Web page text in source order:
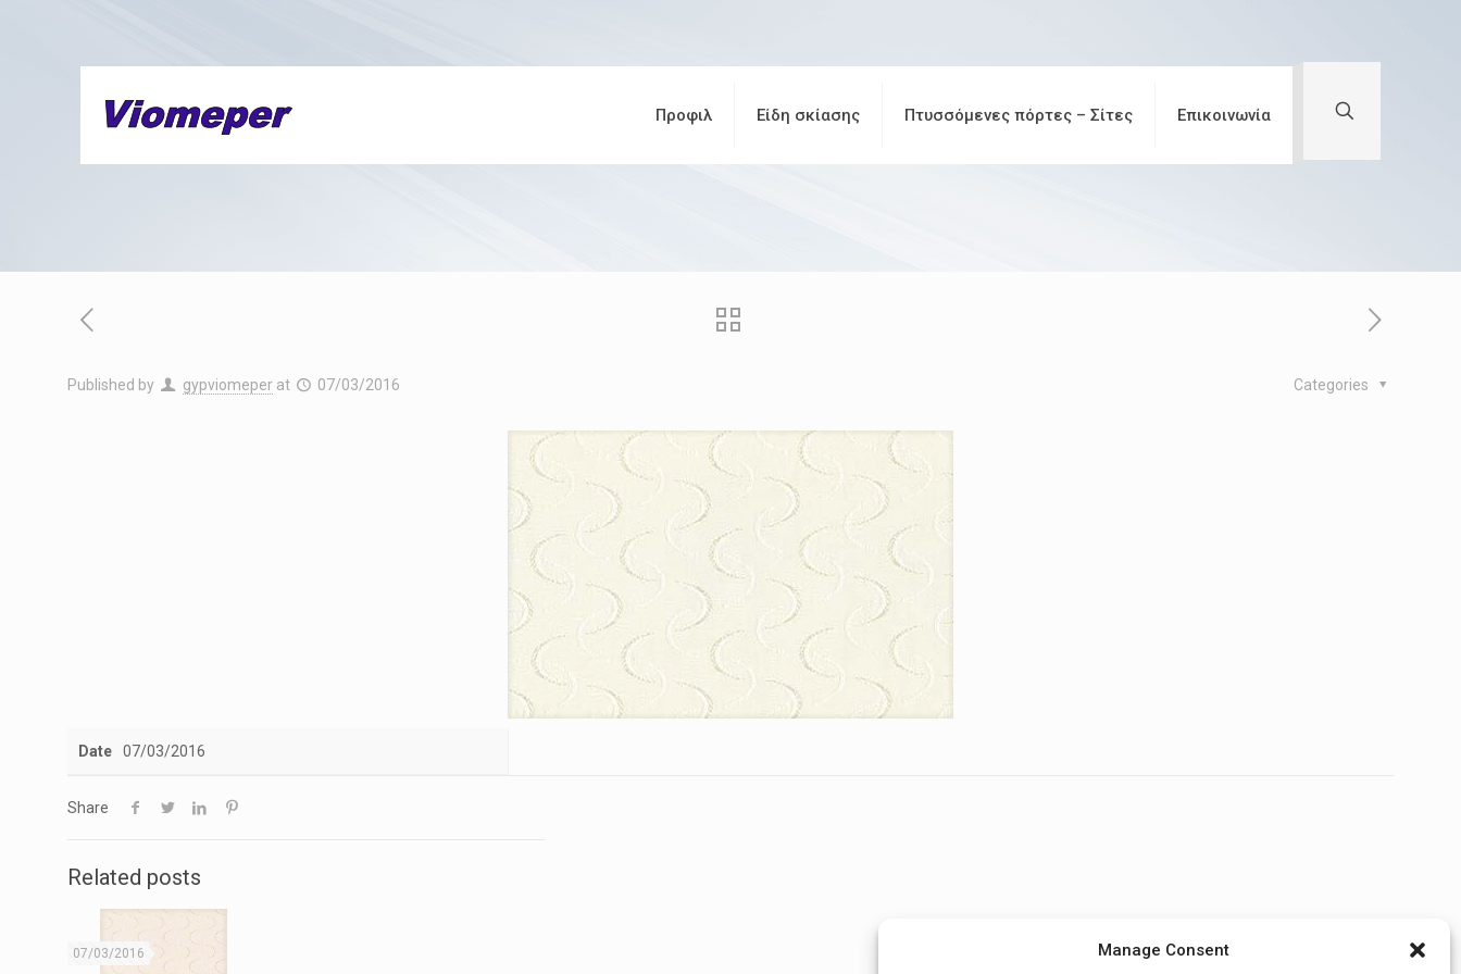
Manage Consent
Προφιλ Είδη σκίασης Πτυσσόμενες πόρτες – Σίτες Επικοινωνία
Published by gypviomeper at 07/03/2016 Categories
Date 07/03/2016
Share
Related posts
07/03/2016